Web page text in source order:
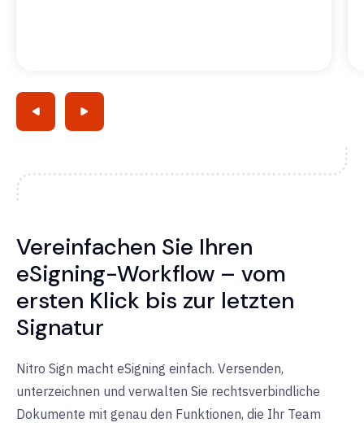
Vereinfachen Sie Ihren
eSigning-Workflow – vom
ersten Klick bis zur letzten
Signatur
Nitro Sign macht eSigning einfach. Versenden,
unterzeichnen und verwalten Sie rechtsverbindliche
Dokumente mit genau den Funktionen, die Ihr Team